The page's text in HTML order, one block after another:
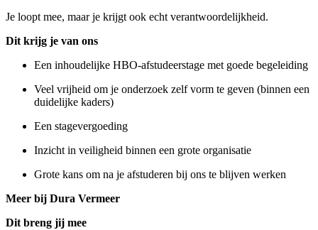
Je loopt mee, maar je krijgt ook echt verantwoordelijkheid.
Dit krijg je van ons
Een inhoudelijke HBO-afstudeerstage met goede begeleiding
Veel vrijheid om je onderzoek zelf vorm te geven (binnen een
duidelijke kaders)
Een stagevergoeding
Inzicht in veiligheid binnen een grote organisatie
Grote kans om na je afstuderen bij ons te blijven werken
Meer bij Dura Vermeer
Dit breng jij mee